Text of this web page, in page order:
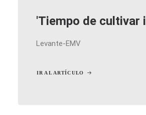
'Tiempo de cultivar
Levante-EMV
IR AL ARTÍCULO